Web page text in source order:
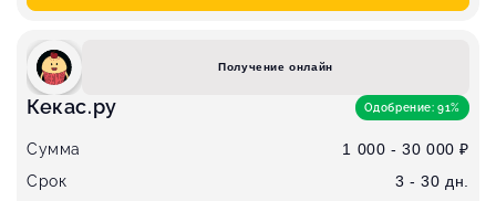
Получение онлайн
Кекас.ру Одобрение: 91%
Сумма
1 000 - 30 000 ₽
Срок
3 - 30 дн.